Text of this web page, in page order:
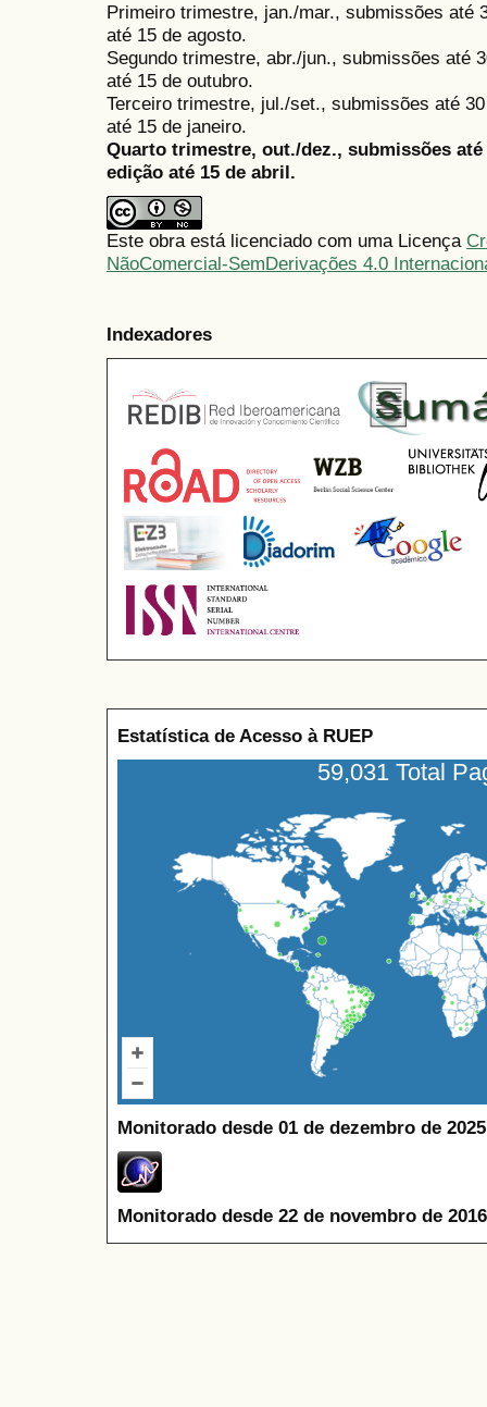
Primeiro trimestre, jan./mar., submissões até
até 15 de agosto.
Segundo trimestre, abr./jun., submissões até
até 15 de outubro.
Terceiro trimestre, jul./set., submissões até
até 15 de janeiro.
Quarto trimestre, out./dez., submissões
edição até 15 de abril.
Este obra está licenciado com uma Licença
NãoComercial-SemDerivações 4.0
Indexadores
Estatística de Acesso à RUEP
59,031 Total
Monitorado desde 01 de dezembro de
Monitorado desde 22 de novembro de